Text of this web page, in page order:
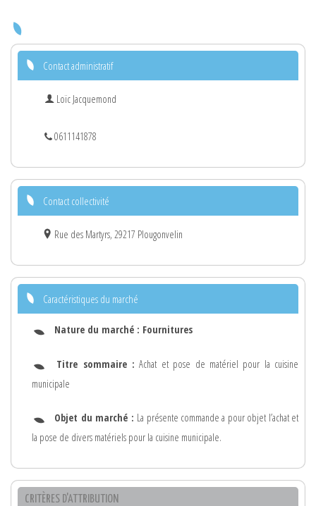
Contact administratif
Loïc Jacquemond
0611141878
Contact collectivité
Rue des Martyrs, 29217 Plougonvelin
Caractéristiques du marché
Nature du marché : Fournitures
Titre sommaire : Achat et pose de matériel pour la cuisine
municipale
Objet du marché : La présente commande a pour objet l’achat et
la pose de divers matériels pour la cuisine municipale.
CRITÈRES D'ATTRIBUTION